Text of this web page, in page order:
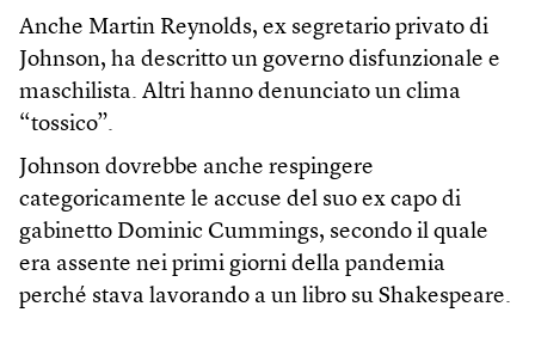
Anche Martin Reynolds, ex segretario privato di
Johnson, ha descritto un governo disfunzionale e
maschilista. Altri hanno denunciato un clima
“tossico”.
Johnson dovrebbe anche respingere
categoricamente le accuse del suo ex capo di
gabinetto Dominic Cummings, secondo il quale
era assente nei primi giorni della pandemia
perché stava lavorando a un libro su Shakespeare.